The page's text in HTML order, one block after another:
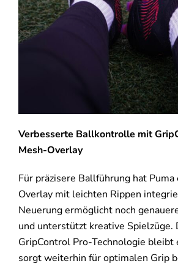
Verbesserte Ballkontrolle mit
Mesh-Overlay
Für präzisere Ballführung hat
Overlay mit leichten Rippen
Neuerung ermöglicht noch
und unterstützt kreative Spielzüge.
GripControl Pro-Technologie bleibt
sorgt weiterhin für optimalen Grip